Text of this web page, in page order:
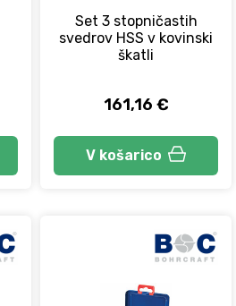
Set 3 stopničastih
svedrov HSS v kovinski
škatli
161,16 €
V košarico